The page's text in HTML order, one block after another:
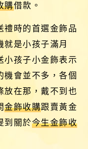
購借款。
禮時的首選金飾品
是小孩子滿月
小孩子小金飾表示
機會並不多，各個
放在那，戴不到也
金飾收購跟賣黃金
到關於今生金飾收